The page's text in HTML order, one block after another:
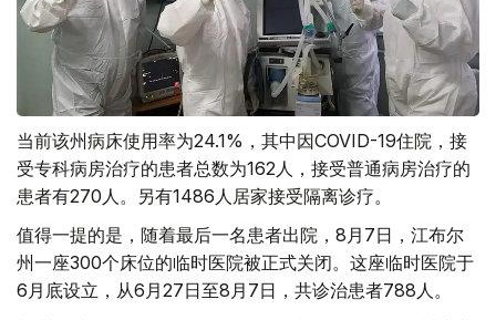
当前该州病床使用率为24.1%，其中因COVID-19住院，接
受专科病房治疗的患者总数为162人，接受普通病房治疗的
患者有270人。另有1486人居家接受隔离诊疗。
值得一提的是，随着最后一名患者出院，8月7日，江布尔
州一座300个床位的临时医院被正式关闭。这座临时医院于
6月底设立，从6月27日至8月7日，共诊治患者788人。